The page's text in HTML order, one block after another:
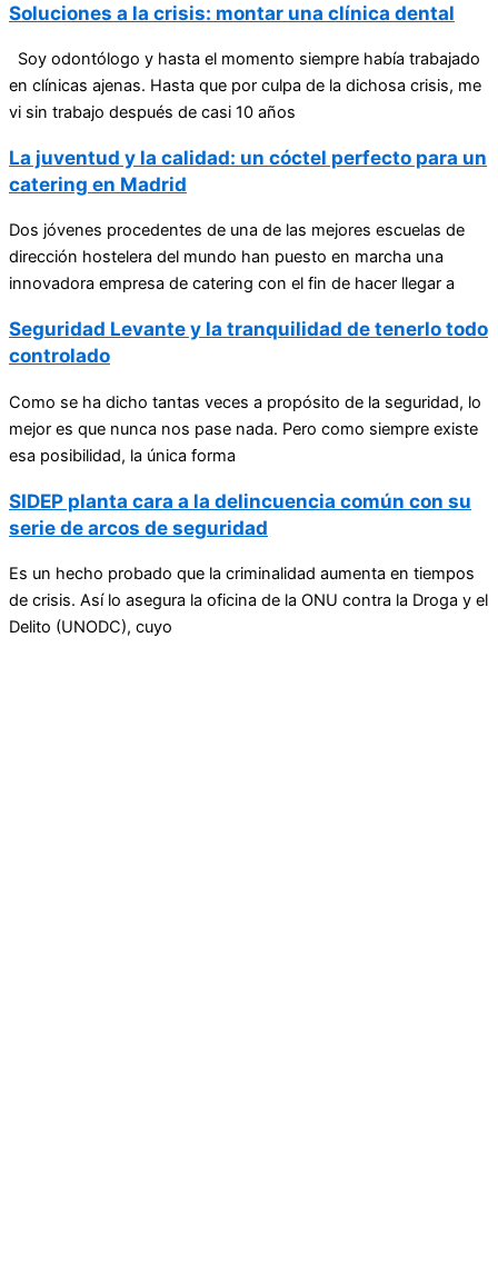
Soluciones a la crisis: montar una clínica dental
Soy odontólogo y hasta el momento siempre había trabajado
en clínicas ajenas. Hasta que por culpa de la dichosa crisis, me
vi sin trabajo después de casi 10 años
La juventud y la calidad: un cóctel perfecto para un
catering en Madrid
Dos jóvenes procedentes de una de las mejores escuelas de
dirección hostelera del mundo han puesto en marcha una
innovadora empresa de catering con el fin de hacer llegar a
Seguridad Levante y la tranquilidad de tenerlo todo
controlado
Como se ha dicho tantas veces a propósito de la seguridad, lo
mejor es que nunca nos pase nada. Pero como siempre existe
esa posibilidad, la única forma
SIDEP planta cara a la delincuencia común con su
serie de arcos de seguridad
Es un hecho probado que la criminalidad aumenta en tiempos
de crisis. Así lo asegura la oficina de la ONU contra la Droga y el
Delito (UNODC), cuyo